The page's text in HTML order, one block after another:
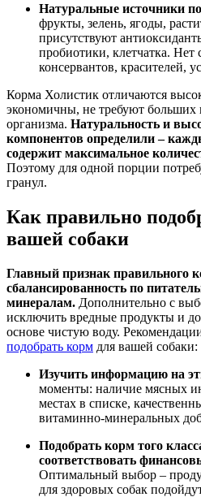
Натуральные источники
фрукты, зелень, ягоды,
присутствуют
пробиотики, клетчатка. Нет
консервантов, красителей,
Корма Холистик отличаются
экономичны, не требуют
организма. Натуральность и
компонентов определили –
содержит максимальное
Поэтому для одной порции
гранул.
Как правильно
вашей собаки
Главный признак правильного
сбалансированность по
минералам. Дополнительно с
исключить вредные продукты и
основе чистую воду.
подобрать корм для вашей собаки:
Изучить информацию на
моменты: наличие мясных
местах в списке,
витаминно-минеральных
Подобрать корм того
соответствовать
Оптимальный выбор –
для здоровых собак